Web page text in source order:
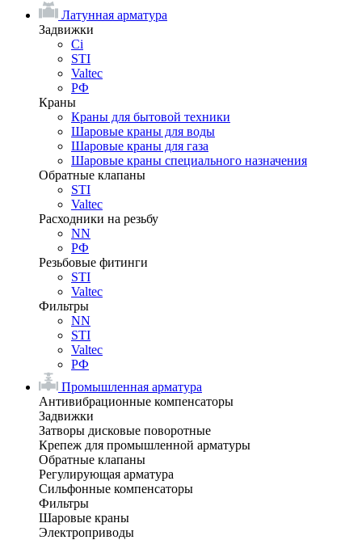
Латунная арматура
Задвижки
Ci
STI
Valtec
РФ
Краны
Краны для бытовой техники
Шаровые краны для воды
Шаровые краны для газа
Шаровые краны специального назначения
Обратные клапаны
STI
Valtec
Расходники на резьбу
NN
РФ
Резьбовые фитинги
STI
Valtec
Фильтры
NN
STI
Valtec
РФ
Промышленная арматура
Антивибрационные компенсаторы
Задвижки
Затворы дисковые поворотные
Крепеж для промышленной арматуры
Обратные клапаны
Регулирующая арматура
Сильфонные компенсаторы
Фильтры
Шаровые краны
Электроприводы